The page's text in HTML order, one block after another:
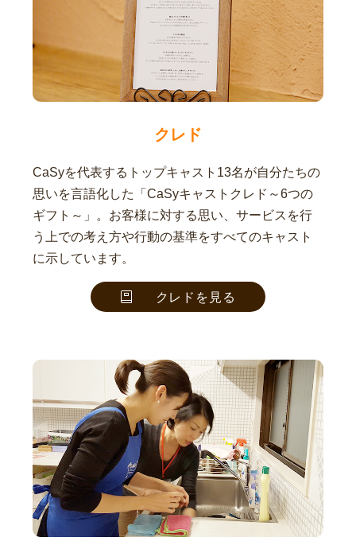
クレド
CaSyを代表するトップキャスト13名が自分たちの
思いを言語化した「CaSyキャストクレド～6つの
ギフト～」。お客様に対する思い、サービスを行
う上での考え方や行動の基準をすべてのキャスト
に示しています。
クレドを見る